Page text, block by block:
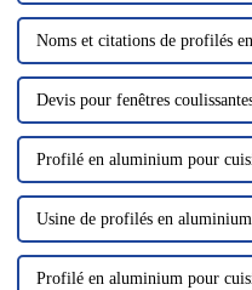
Noms et citations de profilés
Devis pour fenêtres
Profilé en aluminium pour
Usine de profilés en
Profilé en aluminium pour